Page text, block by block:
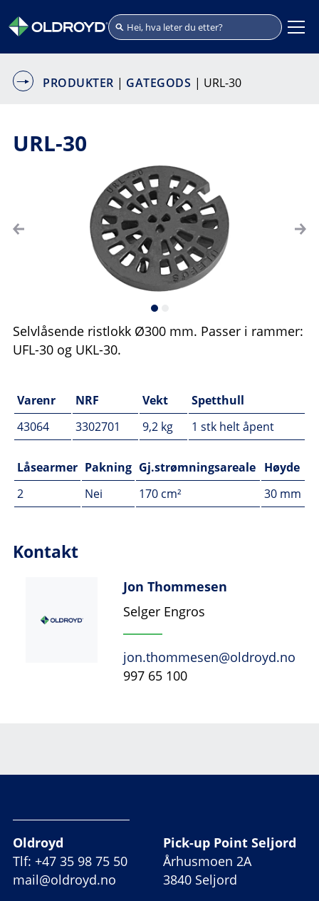
PRODUKTER | GATEGODS | URL-30
URL-30
Selvlåsende ristlokk Ø300 mm. Passer i rammer:
UFL-30 og UKL-30.
Varenr NRF Vekt
Spetthull
43064
3302701 9,2 kg 1 stk helt åpent
Låsearmer Pakning Gj.strømningsareale Høyde
2
Nei 170 cm² 30 mm
Kontakt
Jon Thommesen
Selger Engros
jon.thommesen@oldroyd.no
997 65 100
Oldroyd
Tlf: +47 35 98 75 50
mail@oldroyd.no
Pick-up Point Seljord
Århusmoen 2A
3840 Seljord